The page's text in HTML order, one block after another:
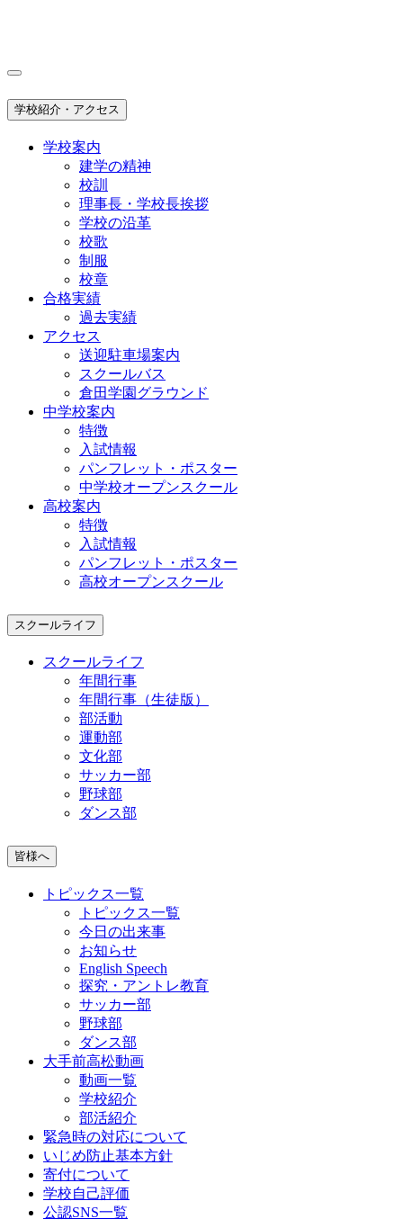
学校紹介・アクセス
学校案内
建学の精神
校訓
理事長・学校長挨拶
学校の沿革
校歌
制服
校章
合格実績
過去実績
アクセス
送迎駐車場案内
スクールバス
倉田学園グラウンド
中学校案内
特徴
入試情報
パンフレット・ポスター
中学校オープンスクール
高校案内
特徴
入試情報
パンフレット・ポスター
高校オープンスクール
スクールライフ
スクールライフ
年間行事
年間行事（生徒版）
部活動
運動部
文化部
サッカー部
野球部
ダンス部
皆様へ
トピックス一覧
トピックス一覧
今日の出来事
お知らせ
English Speech
探究・アントレ教育
サッカー部
野球部
ダンス部
大手前高松動画
動画一覧
学校紹介
部活紹介
緊急時の対応について
いじめ防止基本方針
寄付について
学校自己評価
公認SNS一覧